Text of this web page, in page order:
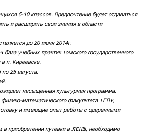
5-10 классов. Предпочтение будет отдаваться
и расширить свои знания в области
до 20 июня 2014г.
учебных практик Томского государственного
в п. Киреевске.
25 августа.
насыщенная культурная программа.
математического факультета ТГПУ,
и имеющие опыт работы с одаренными
в приобретении путевки в ЛЕНШ, необходимо